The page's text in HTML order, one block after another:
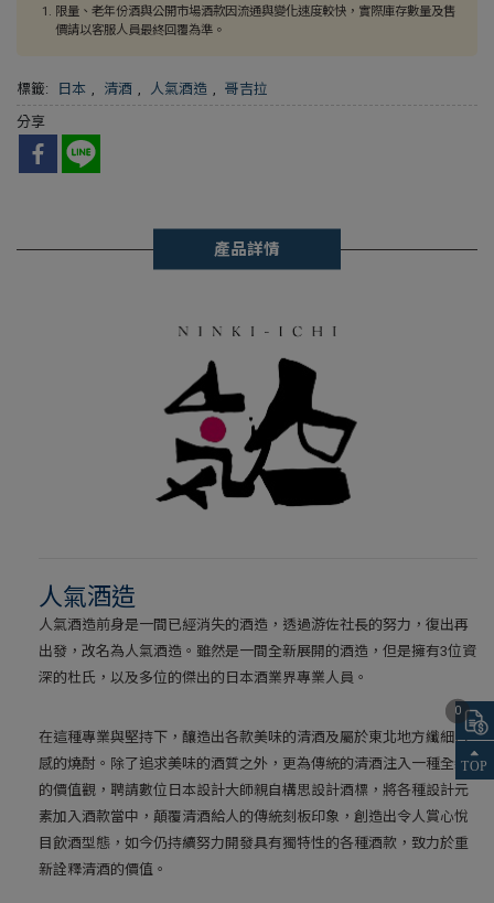
限量、老年份酒與公開市場酒款因流通與變化速度較快，實際庫存數量及售
價請以客服人員最終回覆為準。
標籤: 日本 , 清酒 , 人氣酒造 , 哥吉拉
分享
產品詳情
人氣酒造
人氣酒造前身是一間已經消失的酒造，透過游佐社長的努力，復出再
出發，改名為人氣酒造。雖然是一間全新展開的酒造，但是擁有3位資
深的杜氏，以及多位的傑出的日本酒業界專業人員。
在這種專業與堅持下，釀造出各款美味的清酒及屬於東北地方纖細口
感的燒酎。除了追求美味的酒質之外，更為傳統的清酒注入一種全新
的價值觀，聘請數位日本設計大師親自構思設計酒標，將各種設計元
素加入酒款當中，顛覆清酒給人的傳統刻板印象，創造出令人賞心悅
目飲酒型態，如今仍持續努力開發具有獨特性的各種酒款，致力於重
新詮釋清酒的價值。
0